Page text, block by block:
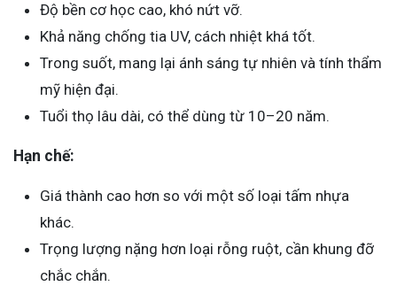
Độ bền cơ học cao, khó nứt vỡ.
Khả năng chống tia UV, cách nhiệt khá tốt.
Trong suốt, mang lại ánh sáng tự nhiên và tính thẩm
mỹ hiện đại.
Tuổi thọ lâu dài, có thể dùng từ 10–20 năm.
Hạn chế:
Giá thành cao hơn so với một số loại tấm nhựa
khác.
Trọng lượng nặng hơn loại rỗng ruột, cần khung đỡ
chắc chắn.